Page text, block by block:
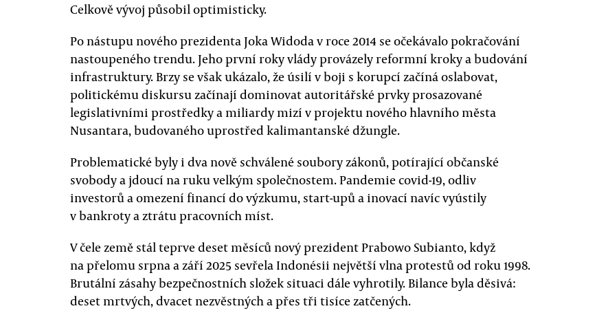
Celkově vývoj působil optimisticky.
Po nástupu nového prezidenta Joka Widoda v roce 2014 se očekávalo pokračování
nastoupeného trendu. Jeho první roky vlády provázely reformní kroky a budování
infrastruktury. Brzy se však ukázalo, že úsilí v boji s korupcí začíná oslabovat,
politickému diskursu začínají dominovat autoritářské prvky prosazované
legislativními prostředky a miliardy mizí v projektu nového hlavního města
Nusantara, budovaného uprostřed kalimantanské džungle.
Problematické byly i dva nově schválené soubory zákonů, potírající občanské
svobody a jdoucí na ruku velkým společnostem. Pandemie covid-19, odliv
investorů a omezení financí do výzkumu, start-upů a inovací navíc vyústily
v bankroty a ztrátu pracovních míst.
V čele země stál teprve deset měsíců nový prezident Prabowo Subianto, když
na přelomu srpna a září 2025 sevřela Indonésii největší vlna protestů od roku 1998.
Brutální zásahy bezpečnostních složek situaci dále vyhrotily. Bilance byla děsivá:
deset mrtvých, dvacet nezvěstných a přes tři tisíce zatčených.